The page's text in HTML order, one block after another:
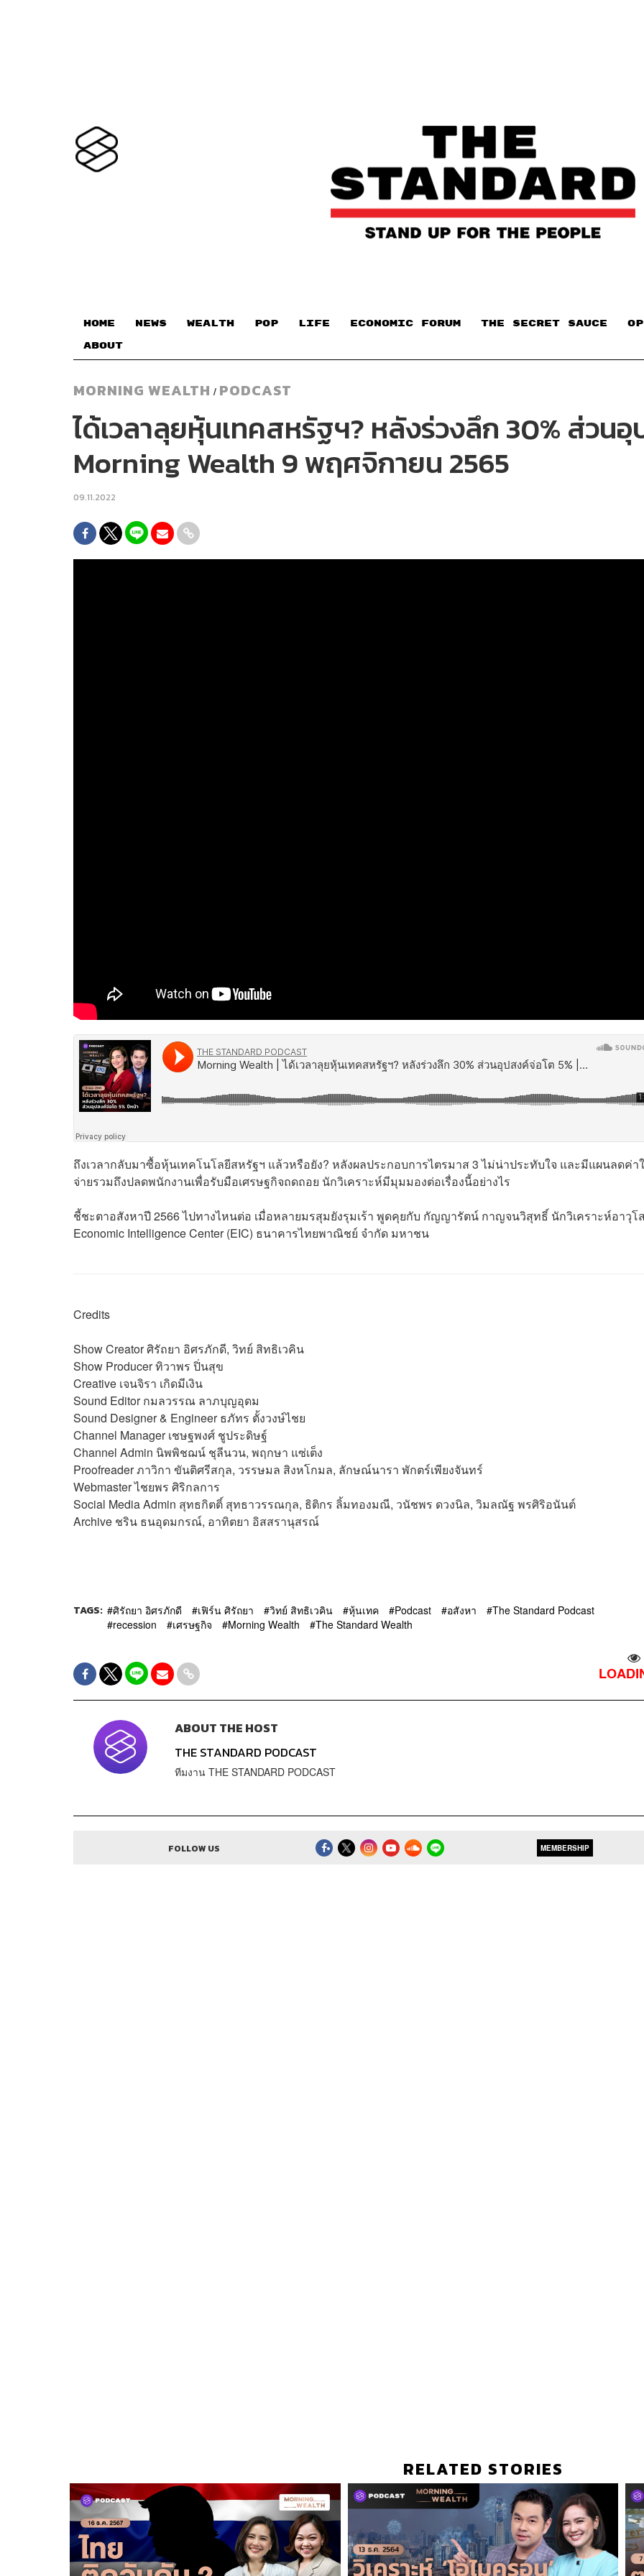
HOME NEWS WEALTH POP LIFE ECONOMIC FORUM THE SECRET SAUCE​
ABOUT
MORNING WEALTH / PODCAST
ได้เวลาลุยหุ้นเทคสหรัฐฯ? หลังร่วงลึก 30% ส่วน
Morning Wealth 9 พฤศจิกายน 2565
09.11.2022
ถึงเวลากลับมาซื้อหุ้นเทคโนโลยีสหรัฐฯ แล้วหรือยัง? หลังผลประกอบการไตรมาส 3 ไม่น่าประทับใจ และมีแผนลดค่า
จ่ายรวมถึงปลดพนักงานเพื่อรับมือเศรษฐกิจถดถอย นักวิเคราะห์มีมุมมองต่อเรื่องนี้อย่างไร
ชี้ชะตาอสังหาปี 2566 ไปทางไหนต่อ เมื่อหลายมรสุมยังรุมเร้า พูดคุยกับ กัญญารัตน์ กาญจนวิสุทธิ์ นักวิเคราะห์อาวุโ
Economic Intelligence Center (EIC) ธนาคารไทยพาณิชย์ จำกัด มหาชน
Credits
Show Creator ศิรัถยา อิศรภักดี, วิทย์ สิทธิเวคิน
Show Producer ทิวาพร ปิ่นสุข
Creative เจนจิรา เกิดมีเงิน
Sound Editorกมลวรรณ ลาภบุญอุดม
Sound Designer & Engineer ธภัทร ตั้งวงษ์ไชย
Channel Manager เชษฐพงศ์ ชูประดิษฐ์
Channel Admin นิพพิชฌน์ ชุลีนวน, พฤกษา แซ่เต็ง
Proofreader ภาวิกา ขันติศรีสกุล, วรรษมล สิงหโกมล, ลักษณ์นารา พักตร์เพียงจันทร์
Webmasterไชยพร ศิริกลการ
Social Media Admin สุทธกิตติ์​ สุทธาวรรณกุล, ธิติกร ลิ้มทองมณี, วนัชพร ดวงนิล, วิมลณัฐ พรศิริอนันต์
Archive ชริน ธนอุดมกรณ์, อาทิตยา อิสสรานุสรณ์
TAGS: ศิรัถยา อิศรภักดี เฟิร์น ศิรัถยา วิทย์ สิทธิเวคิน หุ้นเทค Podcast อสังหา
The Standard Podcast
recession
เศรษฐกิจ Morning Wealth The Standard Wealth
ABOUT THE HOST
THE STANDARD PODCAST
ทีมงาน THE STANDARD PODCAST
FOLLOW US MEMBERSHIP
RELATED STORIES